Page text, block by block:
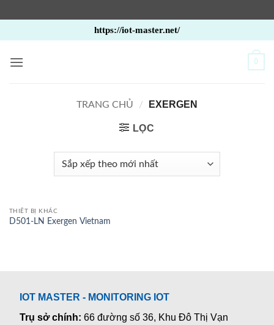
qua
nội
https://iot-master.net/
0
TRANG CHỦ / EXERGEN
LỌC
THIẾT BỊ KHÁC
D501-LN Exergen Vietnam
IOT MASTER - MONITORING IOT
Trụ sở chính:66 đường số 36, Khu Đô Thị Vạn